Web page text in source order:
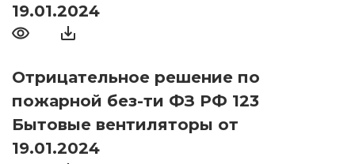
19.01.2024
Отрицательное решение по
пожарной без-ти ФЗ РФ 123
Бытовые вентиляторы от
19.01.2024